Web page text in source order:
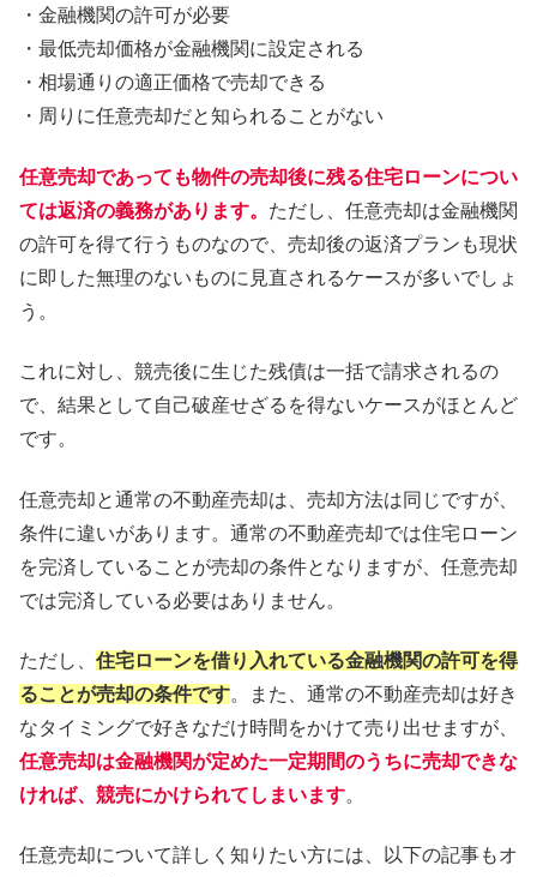
・金融機関の許可が必要
・最低売却価格が金融機関に設定される
・相場通りの適正価格で売却できる
・周りに任意売却だと知られることがない
任意売却であっても物件の売却後に残る住宅ローンについ
ては返済の義務があります。 ただし、任意売却は金融機関
の許可を得て行うものなので、売却後の返済プランも現状
に即した無理のないものに見直されるケースが多いでしょ
う。
これに対し、競売後に生じた残債は一括で請求されるの
で、結果として自己破産せざるを得ないケースがほとんど
です。
任意売却と通常の不動産売却は、売却方法は同じですが、
条件に違いがあります。通常の不動産売却では住宅ローン
を完済していることが売却の条件となりますが、任意売却
では完済している必要はありません。
ただし、 住宅ローンを借り入れている金融機関の許可を得
ることが売却の条件です。また、通常の不動産売却は好き
なタイミングで好きなだけ時間をかけて売り出せますが、
任意売却は金融機関が定めた一定期間のうちに売却できな
ければ、競売にかけられてしまいます。
任意売却について詳しく知りたい方には、以下の記事もオ